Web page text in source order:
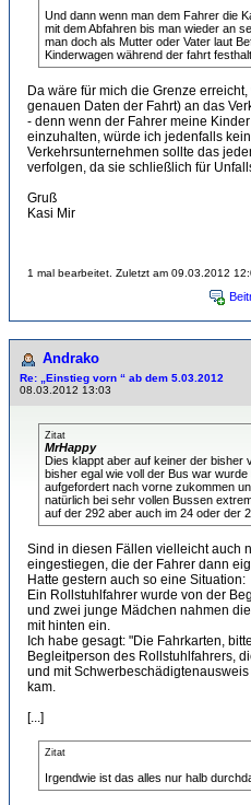
Und dann wenn man dem Fahrer die
mit dem Abfahren bis man wieder an
man doch als Mutter oder Vater laut
Kinderwagen während der fahrt
Da wäre für mich die Grenze
genauen Daten der Fahrt) an das
- denn wenn der Fahrer meine
einzuhalten, würde ich jedenfalls
Verkehrsunternehmen sollte das
verfolgen, da sie schließlich für
Gruß
Kasi Mir
1 mal bearbeitet. Zuletzt am 09.03.2012
Andrako
Re: „Einstieg vorn “ ab dem 5.03.2012
08.03.2012 13:03
Zitat
MrHappy
Dies klappt aber auf keiner der bisher
bisher egal wie voll der Bus war
aufgefordert nach vorne zukommen
natürlich bei sehr vollen Bussen
auf der 292 aber auch im 24 oder der
Sind in diesen Fällen vielleicht auch
eingestiegen, die der Fahrer dann
Hatte gestern auch so eine Situation:
Ein Rollstuhlfahrer wurde von der
und zwei junge Mädchen nahmen
mit hinten ein.
Ich habe gesagt: "Die Fahrkarten,
Begleitperson des Rollstuhlfahrers,
und mit
kam.
[...]
Zitat
Irgendwie ist das alles nur halb